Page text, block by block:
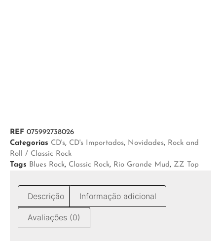
REF 075992738026
Categorias CD's, CD's Importados, Novidades, Rock and
Roll / Classic Rock
Tags Blues Rock, Classic Rock, Rio Grande Mud, ZZ Top
Descrição Informação adicional
Avaliações (0)